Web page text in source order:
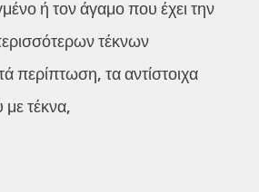
ή τον άγαμο που έχει την
τέκνων
περίπτωση, τα αντίστοιχα
με τέκνα,